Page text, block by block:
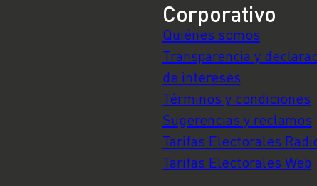
Corporativo
Quiénes somos
Transparencia y
de intereses
Términos y condiciones
Sugerencias y reclamos
Tarifas Electorales
Tarifas Electorales Web